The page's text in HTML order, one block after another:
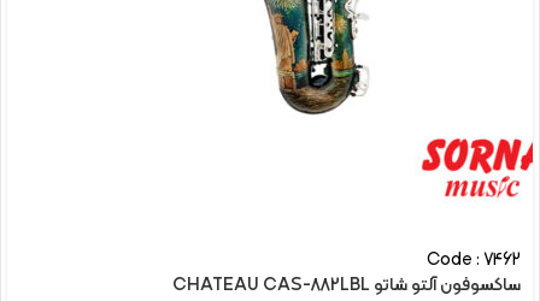
Code : 7462
ساکسوفون آلتو شاتو CHATEAU CAS-882LBL